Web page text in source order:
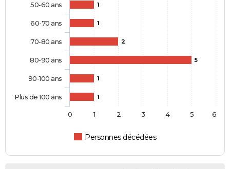
1
1
2
5
1
1
Personnes décédées
50-60 ans
60-70 ans
70-80 ans
80-90 ans
90-100 ans
Plus de 100 ans
0 1 2 3 4 5 6